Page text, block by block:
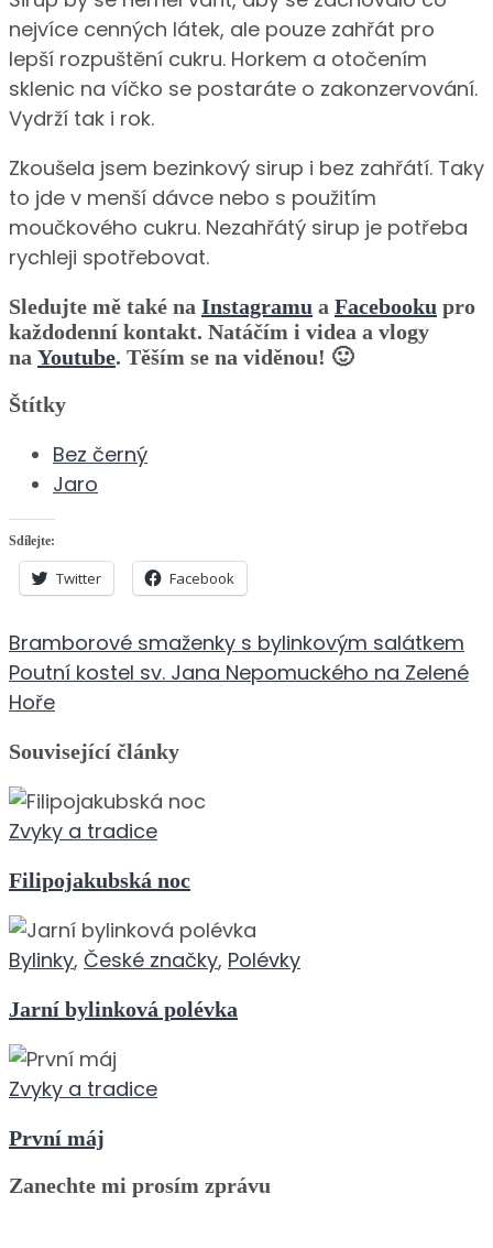
nejvíce cenných látek, ale pouze zahřát pro
lepší rozpuštění cukru. Horkem a otočením
sklenic na víčko se postaráte o zakonzervování.
Vydrží tak i rok.
Zkoušela jsem bezinkový sirup i bez zahřátí. Taky
to jde v menší dávce nebo s použitím
moučkového cukru. Nezahřátý sirup je potřeba
rychleji spotřebovat.
Sledujte mě také na Instagramu a Facebooku pro
každodenní kontakt. Natáčím i videa a vlogy
na Youtube. Těším se na viděnou! 🙂
Štítky
Bez černý
Jaro
Sdílejte:
Twitter Facebook
Navigace
pro
příspěvek
Bramborové smaženky s bylinkovým salátkem
Poutní kostel sv. Jana Nepomuckého na Zelené
Hoře
Související články
Zvyky a tradice
Filipojakubská noc
Bylinky, České značky, Polévky
Jarní bylinková polévka
Zvyky a tradice
První máj
Zanechte mi prosím zprávu